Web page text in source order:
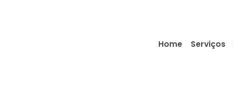
Home
Serviços